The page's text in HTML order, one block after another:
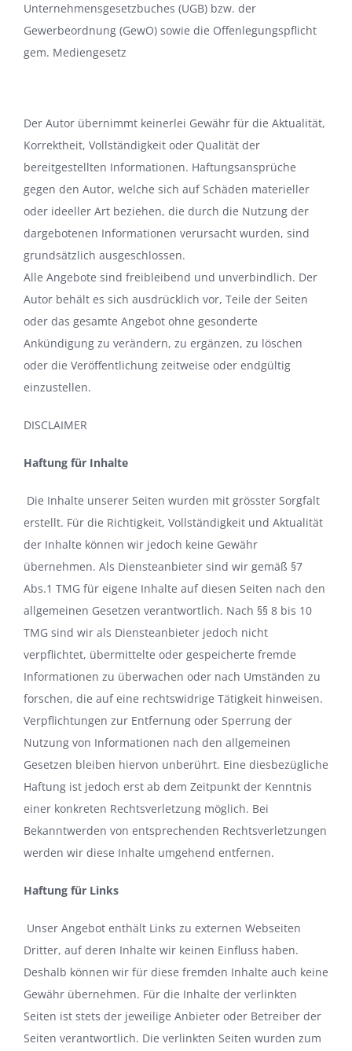
Unternehmensgesetzbuches (UGB) bzw. der
Gewerbeordnung (GewO) sowie die Offenlegungspflicht
gem. Mediengesetz
Der Autor übernimmt keinerlei Gewähr für die Aktualität,
Korrektheit, Vollständigkeit oder Qualität der
bereitgestellten Informationen. Haftungsansprüche
gegen den Autor, welche sich auf Schäden materieller
oder ideeller Art beziehen, die durch die Nutzung der
dargebotenen Informationen verursacht wurden, sind
grundsätzlich ausgeschlossen.
Alle Angebote sind freibleibend und unverbindlich. Der
Autor behält es sich ausdrücklich vor, Teile der Seiten
oder das gesamte Angebot ohne gesonderte
Ankündigung zu verändern, zu ergänzen, zu löschen
oder die Veröffentlichung zeitweise oder endgültig
einzustellen.
DISCLAIMER
Haftung für Inhalte
Die Inhalte unserer Seiten wurden mit grösster Sorgfalt
erstellt. Für die Richtigkeit, Vollständigkeit und Aktualität
der Inhalte können wir jedoch keine Gewähr
übernehmen. Als Diensteanbieter sind wir gemäß §7
Abs.1 TMG für eigene Inhalte auf diesen Seiten nach den
allgemeinen Gesetzen verantwortlich. Nach §§ 8 bis 10
TMG sind wir als Diensteanbieter jedoch nicht
verpflichtet, übermittelte oder gespeicherte fremde
Informationen zu überwachen oder nach Umständen zu
forschen, die auf eine rechtswidrige Tätigkeit hinweisen.
Verpflichtungen zur Entfernung oder Sperrung der
Nutzung von Informationen nach den allgemeinen
Gesetzen bleiben hiervon unberührt. Eine diesbezügliche
Haftung ist jedoch erst ab dem Zeitpunkt der Kenntnis
einer konkreten Rechtsverletzung möglich. Bei
Bekanntwerden von entsprechenden Rechtsverletzungen
werden wir diese Inhalte umgehend entfernen.
Haftung für Links
Unser Angebot enthält Links zu externen Webseiten
Dritter, auf deren Inhalte wir keinen Einfluss haben.
Deshalb können wir für diese fremden Inhalte auch keine
Gewähr übernehmen. Für die Inhalte der verlinkten
Seiten ist stets der jeweilige Anbieter oder Betreiber der
Seiten verantwortlich. Die verlinkten Seiten wurden zum